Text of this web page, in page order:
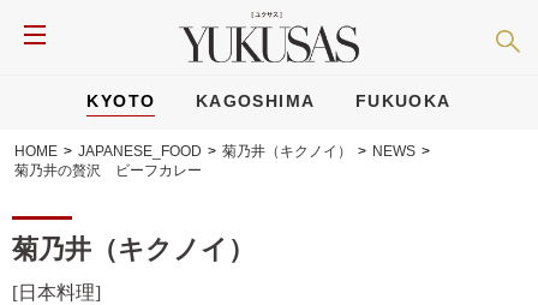
KYOTO KAGOSHIMA FUKUOKA
HOME > JAPANESE_FOOD > 菊乃井（キクノイ） > NEWS >
菊乃井の贅沢 ビーフカレー
菊乃井（キクノイ）
[日本料理]